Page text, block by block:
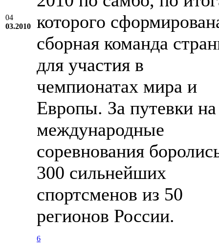
04
03.2010
которого
сборная команда
для участия в
чемпионатах мира и
Европы. За путевки на
международные
соревнования
300 сильнейших
спортсменов из 50
регионов России.
6